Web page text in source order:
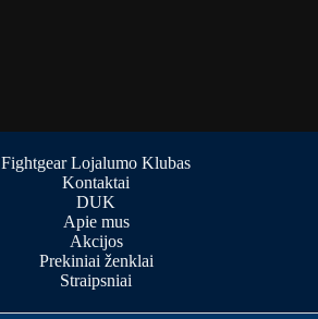
Fightgear Lojalumo Klubas
Kontaktai
DUK
Apie mus
Akcijos
Prekiniai ženklai
Straipsniai